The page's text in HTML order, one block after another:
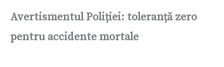
Avertismentul Poliției: toleranță zero
pentru accidente mortale